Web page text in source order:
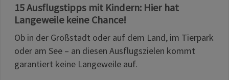
15 Ausflugstipps mit Kindern: Hier hat
Langeweile keine Chance!
Ob in der Großstadt oder auf dem Land, im Tierpark
oder am See – an diesen Ausflugszielen kommt
garantiert keine Langeweile auf.